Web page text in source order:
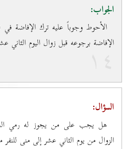
الجواب:
الأحوط وجوباً عليه ترك الإفاضة في
الإفاضة برجوعه قبل زوال اليوم الثاني
۱٤
السؤال:
هل يجب على من يجوز له رمي
الزوال من يوم الثاني عشر إلى منى للنفر